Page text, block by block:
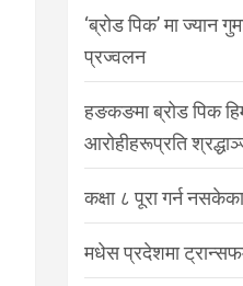
‘ब्रोड पिक’ मा ज्यान
प्रज्वलन
हङकङमा ब्रोड पिक
आरोहीहरूप्रति
कक्षा ८ पूरा गर्न
मधेस प्रदेशमा